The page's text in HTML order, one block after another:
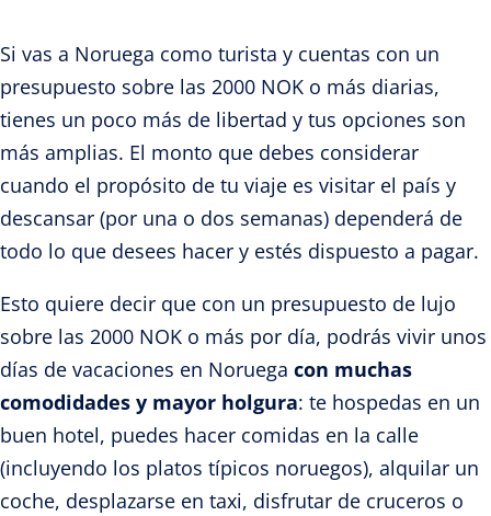
Si vas a Noruega como turista y cuentas con un
presupuesto sobre las 2000 NOK o más diarias,
tienes un poco más de libertad y tus opciones son
más amplias. El monto que debes considerar
cuando el propósito de tu viaje es visitar el país y
descansar (por una o dos semanas) dependerá de
todo lo que desees hacer y estés dispuesto a pagar.
Esto quiere decir que con un presupuesto de lujo
sobre las 2000 NOK o más por día, podrás vivir unos
días de vacaciones en Noruega con muchas
comodidades y mayor holgura: te hospedas en un
buen hotel, puedes hacer comidas en la calle
(incluyendo los platos típicos noruegos), alquilar un
coche, desplazarse en taxi, disfrutar de cruceros o